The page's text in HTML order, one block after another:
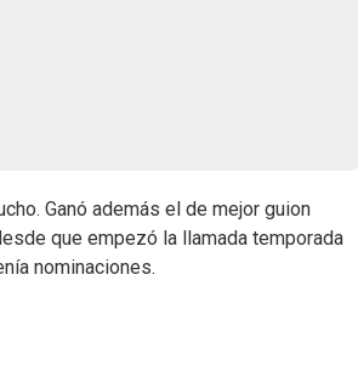
Ganó además el de mejor guion
que empezó la llamada temporada
nominaciones.